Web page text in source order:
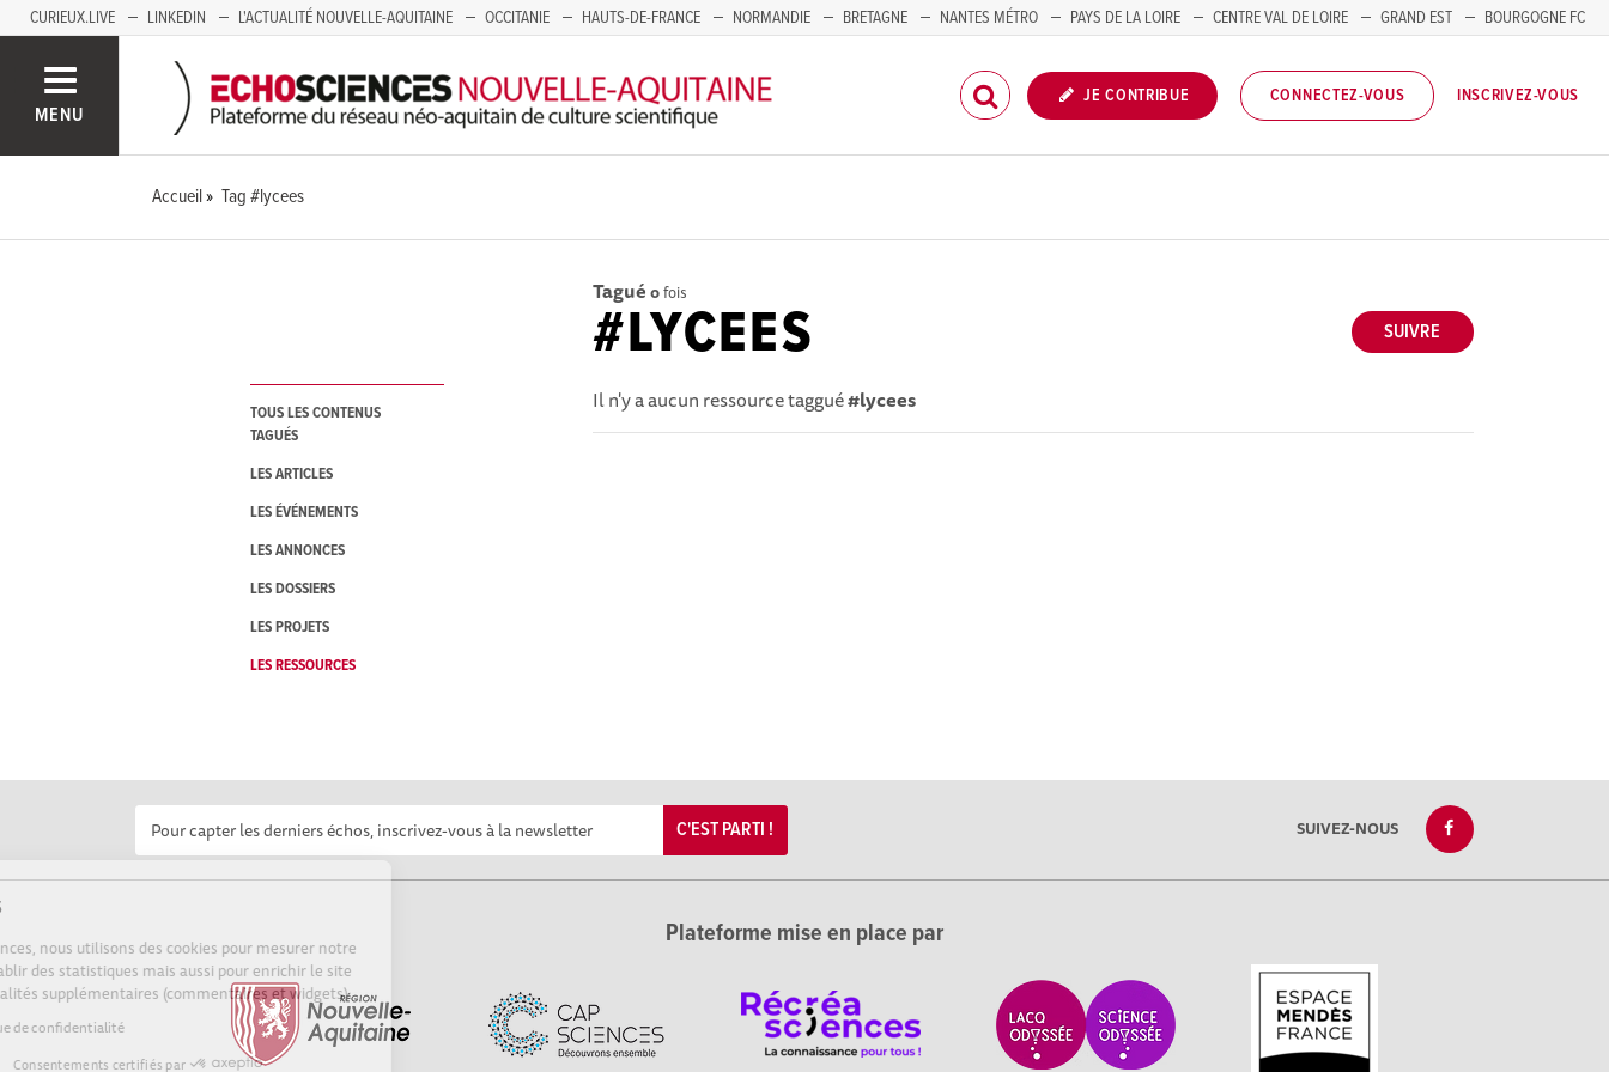
Sur Echosciences, nous utilisons des cookies pour mesurer notre
audience, établir des statistiques mais aussi pour enrichir le site
de fonctionnalités supplémentaires (commentaires et widgets).
Lire la politique de confidentialité
Consentements certifiés par
CURIEUX.LIVE LINKEDIN L'ACTUALITÉ NOUVELLE-AQUITAINE OCCITANIE HAUTS-DE-FRANCE NORMANDIE BRETAGNE NANTES MÉTRO PAYS DE LA LOIRE CENTRE VAL DE LOIRE GRAND EST
BOURGOGNE FC
MENU
JE CONTRIBUE CONNECTEZ-VOUS INSCRIVEZ-VOUS
Accueil Tag #lycees
TOUS LES CONTENUS
TAGUÉS
LES ARTICLES
LES ÉVÉNEMENTS
LES ANNONCES
LES DOSSIERS
LES PROJETS
LES RESSOURCES
Tagué 0fois
SUIVRE
#LYCEES
Il n'y a aucun ressource taggué#lycees
C'EST PARTI ! SUIVEZ-NOUS
Plateforme mise en place par